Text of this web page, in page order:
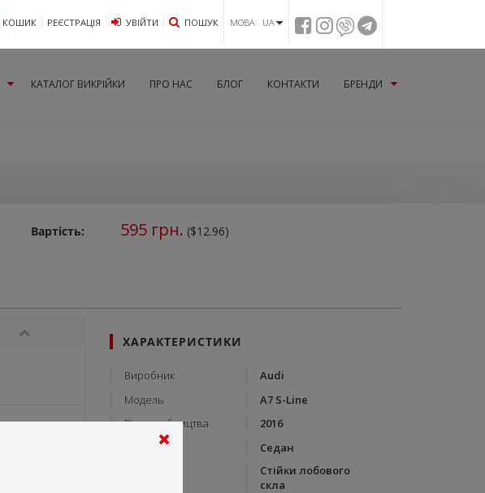
КОШИК РЕЄСТРАЦІЯ УВIЙТИ ПОШУК МОВА UA
КАТАЛОГ ВИКРІЙКИ ПРО НАС БЛОГ КОНТАКТИ БРЕНДИ
Вартість: 595грн. ($12.96)
ХАРАКТЕРИСТИКИ
Виробник
Audi
Модель
A7 S-Line
Рік виробництва
2016
Тип кузову
Седан
Стійки лобового
скла